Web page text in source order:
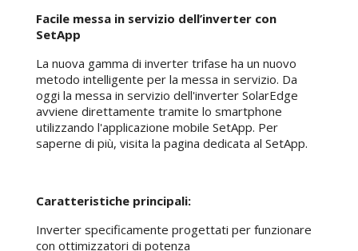
Facile messa in servizio dell’inverter con
SetApp
La nuova gamma di inverter trifase ha un nuovo
metodo intelligente per la messa in servizio. Da
oggi la messa in servizio dell'inverter SolarEdge
avviene direttamente tramite lo smartphone
utilizzando l'applicazione mobile SetApp. Per
saperne di più, visita la pagina dedicata al SetApp.
Caratteristiche principali:
Inverter specificamente progettati per funzionare
con ottimizzatori di potenza